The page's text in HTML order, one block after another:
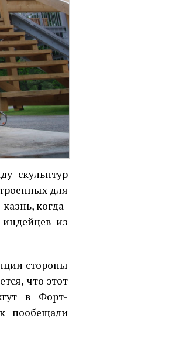
скульптур
для
когда-
из
стороны
что этот
в Форт-
пообещали